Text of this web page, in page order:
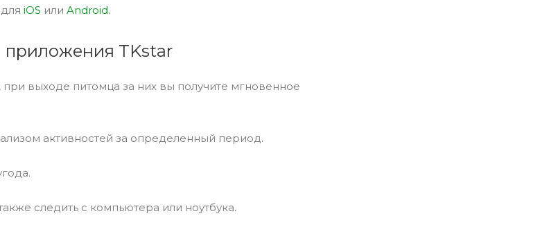
iOS или Android.
TKstar
выходе питомца за них вы получите мгновенное
активностей за определенный период.
следить с компьютера или ноутбука.